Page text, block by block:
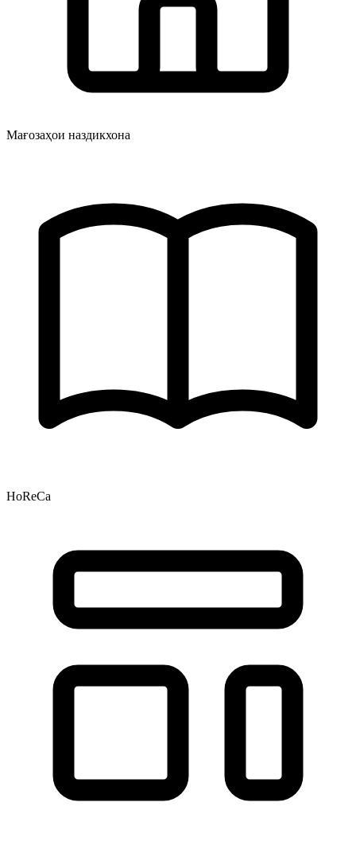
Мағозаҳои наздикхона
HoReCa